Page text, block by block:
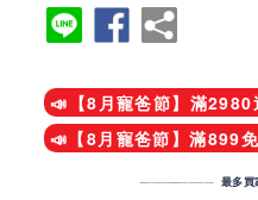
📣【8月寵爸節】滿2980
📣【8月寵爸節】滿899